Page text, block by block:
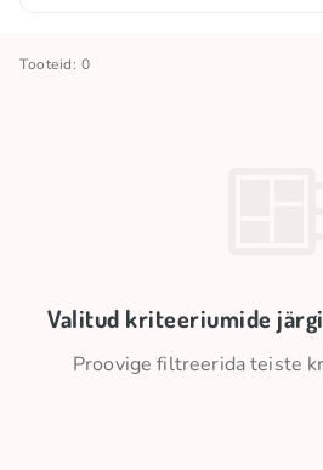
Tooteid: 0
Valitud kriteeriumide
Proovige filtreerida teiste